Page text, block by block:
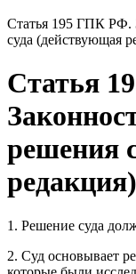
Статья 195 ГПК РФ.
суда (действующая
Статья
решения
редакция)
1. Решение суда
2. Суд основывает